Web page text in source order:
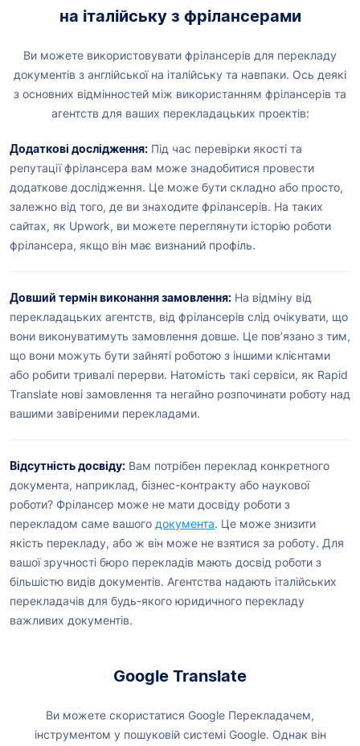
на італійську з фрілансерами
Ви можете використовувати фрілансерів для перекладу
документів з англійської на італійську та навпаки. Ось деякі
з основних відмінностей між використанням фрілансерів та
агентств для ваших перекладацьких проектів:
Додаткові дослідження: Під час перевірки якості та
репутації фрілансера вам може знадобитися провести
додаткове дослідження. Це може бути складно або просто,
залежно від того, де ви знаходите фрілансерів. На таких
сайтах, як Upwork, ви можете переглянути історію роботи
фрілансера, якщо він має визнаний профіль.
Довший термін виконання замовлення: На відміну від
перекладацьких агентств, від фрілансерів слід очікувати, що
вони виконуватимуть замовлення довше. Це пов’язано з тим,
що вони можуть бути зайняті роботою з іншими клієнтами
або робити тривалі перерви. Натомість такі сервіси, як Rapid
Translate нові замовлення та негайно розпочинати роботу над
вашими завіреними перекладами.
Відсутність досвіду: Вам потрібен переклад конкретного
документа, наприклад, бізнес-контракту або наукової
роботи? Фрілансер може не мати досвіду роботи з
перекладом саме вашого документа. Це може знизити
якість перекладу, або ж він може не взятися за роботу. Для
вашої зручності бюро перекладів мають досвід роботи з
більшістю видів документів. Агентства надають італійських
перекладачів для будь-якого юридичного перекладу
важливих документів.
Google Translate
Ви можете скористатися Google Перекладачем,
інструментом у пошуковій системі Google. Однак він